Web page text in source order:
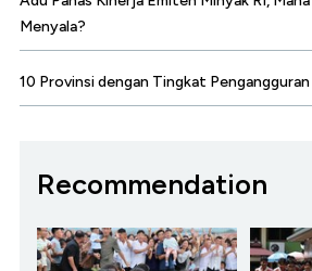
Menyala?
10 Provinsi dengan Tingkat
Recommendation